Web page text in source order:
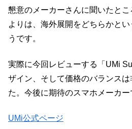
懇意のメーカーさんに聞いたと
よりは、海外展開をどちらかと
うです。
実際に今回レビューする「UMi
ザイン、そして価格のバランス
た。今後に期待のスマホメーカー
UMi公式ページ